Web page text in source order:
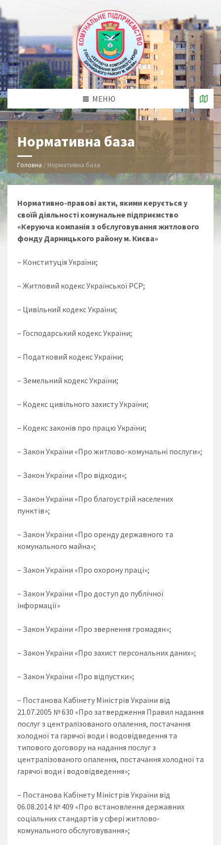
МЕНЮ
Нормативна база
Головна / Нормативна база
Нормативно-правові акти, якими керується у
своїй діяльності комунальне підприємство
«Керуюча компанія з обслуговування житлового
фонду Дарницького району м. Києва»
– Конституція України;
– Житловий кодекс Української РСР;
– Цивільний кодекс України;
– Господарський кодекс України;
– Податковий кодекс України;
– Земельний кодекс України;
– Кодекс цивільного захисту України;
– Кодекс законів про працю України;
– Закон України «Про житлово-комунальні послуги»;
– Закон України «Про відходи»;
– Закон України «Про благоустрій населених
пунктів»;
– Закон України «Про оренду державного та
комунального майна»;
– Закон України «Про охорону праці»;
– Закон України «Про доступ до публічної
інформації»
– Закон України «Про звернення громадян»;
– Закон України «Про захист персональних даних»;
– Закон України «Про відпустки»;
– Постанова Кабінету Міністрів України від
21.07.2005 № 630 «Про затвердження Правил надання
послуг з централізованого опалення, постачання
холодної та гарячої води і водовідведення та
типового договору на надання послуг з
централізованого опалення, постачання холодної та
гарячої води і водовідведення»;
– Постанова Кабінету Міністрів України від
06.08.2014 № 409 «Про встановлення державних
соціальних стандартів у сфері житлово-
комунального обслуговування»;